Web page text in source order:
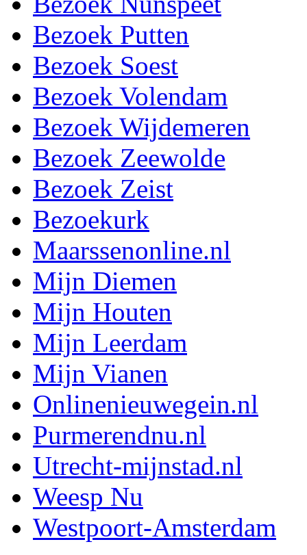
Bezoek Putten
Bezoek Soest
Bezoek Volendam
Bezoek Wijdemeren
Bezoek Zeewolde
Bezoek Zeist
Bezoekurk
Maarssenonline.nl
Mijn Diemen
Mijn Houten
Mijn Leerdam
Mijn Vianen
Onlinenieuwegein.nl
Purmerendnu.nl
Utrecht-mijnstad.nl
Weesp Nu
Westpoort-Amsterdam